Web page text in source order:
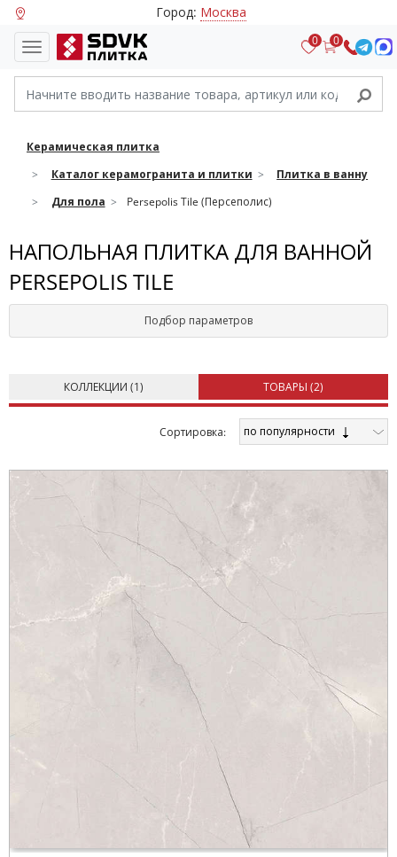
Город: Москва
0 0
Керамическая плитка
Каталог керамогранита и плитки
Плитка в ванну
Для пола
Persepolis Tile (Персеполис)
НАПОЛЬНАЯ ПЛИТКА ДЛЯ ВАННОЙ
PERSEPOLIS TILE
Подбор параметров
КОЛЛЕКЦИИ (1) ТОВАРЫ (2)
Cортировка: по популярности